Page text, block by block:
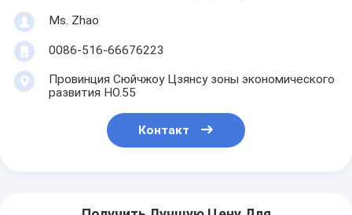
Ms. Zhao
0086-516-66676223
Провинция Сюйчжоу Цзянсу зоны экономического
развития НО.55
Контакт